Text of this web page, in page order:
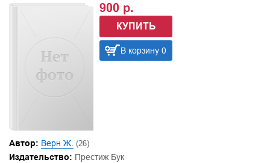
900 р.
КУПИТЬ
В корзину 0
Автор: Верн Ж. (26)
Издательство: Престиж Бук